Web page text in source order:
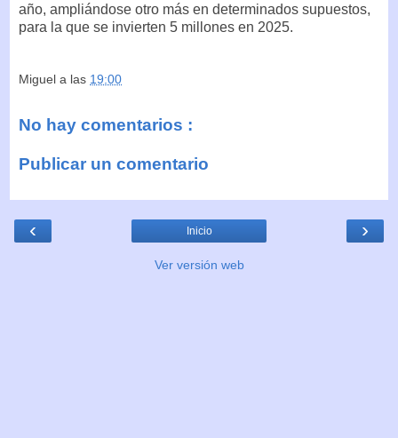
año, ampliándose otro más en determinados supuestos,
para la que se invierten 5 millones en 2025.
Miguel a las 19:00
No hay comentarios :
Publicar un comentario
‹ ›
Inicio
Ver versión web